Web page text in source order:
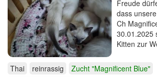
Freude
dass
Ch
30.01.2025
Kitten zur
Thai reinrassig
Zucht "Magnificent Blue"